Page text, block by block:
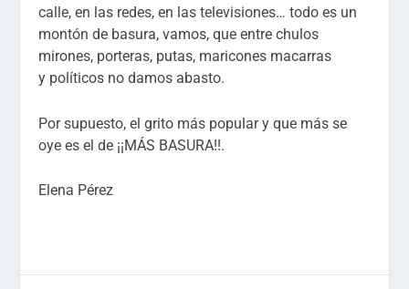
calle, en las redes, en lastelevisiones… todo es un
montón de basura, vamos, queentre chulos
mirones, porteras, putas, maricones macarras
y políticos no damos abasto.
Por supuesto, el grito más popular y que más se
oye es el de ¡¡MÁS BASURA!!.
Elena Pérez